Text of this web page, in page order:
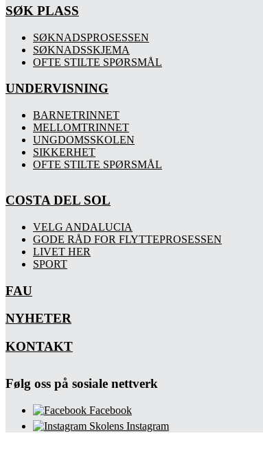
SØK PLASS
SØKNADSPROSESSEN
SØKNADSSKJEMA
OFTE STILTE SPØRSMÅL
UNDERVISNING
BARNETRINNET
MELLOMTRINNET
UNGDOMSSKOLEN
SIKKERHET
OFTE STILTE SPØRSMÅL
COSTA DEL SOL
VELG ANDALUCIA
GODE RÅD FOR FLYTTEPROSESSEN
LIVET HER
SPORT
FAU
NYHETER
KONTAKT
Følg oss på sosiale nettverk
Facebook
Skolens Instagram